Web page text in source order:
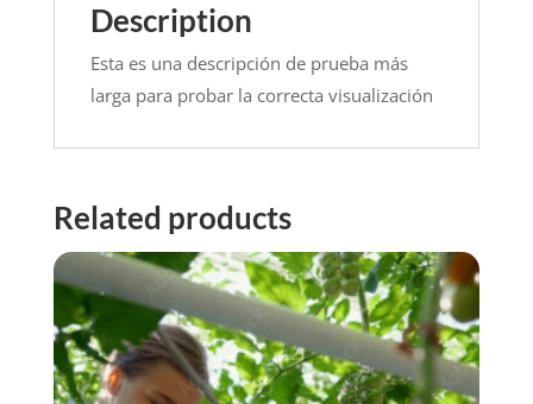
Description
Esta es una descripción de prueba más
larga para probar la correcta visualización
Related products